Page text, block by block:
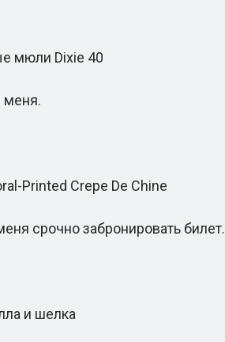
мюли Dixie 40
меня.
Printed Crepe De Chine
срочно забронировать билет.
и шелка